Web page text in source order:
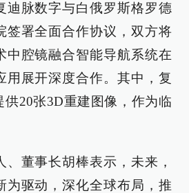
迪脉数字与白俄罗斯格罗德
签署全面合作协议，双方将
中腔镜融合智能导航系统在
用展开深度合作。其中，复
20张3D重建图像，作为临
董事长胡棒表示，未来，
为驱动，深化全球布局，推